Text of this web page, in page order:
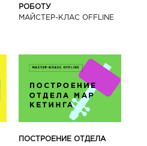
РОБОТУ
МАЙСТЕР-КЛАС OFFLINE
ПОСТРОЕНИЕ ОТДЕЛА